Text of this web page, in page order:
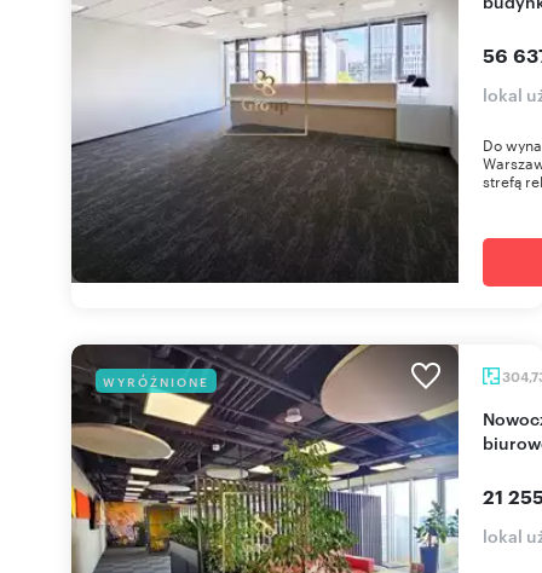
56
lokal
Do
strefą
WYRÓŻNIONE
Nowoczesne biuro 305 m2 w prestiżowym
21
lokal